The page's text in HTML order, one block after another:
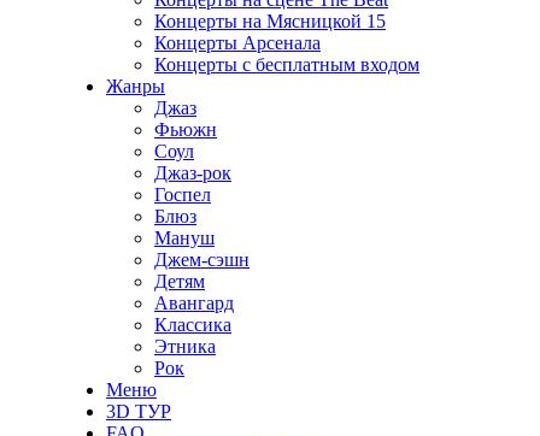
Концерты на Мясницкой 15
Концерты Арсенала
Концерты с бесплатным входом
Жанры
Джаз
Фьюжн
Соул
Джаз-рок
Госпел
Блюз
Мануш
Джем-сэшн
Детям
Авангард
Классика
Этника
Рок
Меню
3D ТУР